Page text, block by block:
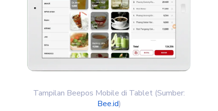
Tampilan Beepos Mobile di Tablet (Sumber:
Bee.id)